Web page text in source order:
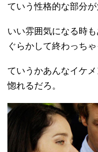
ていう性格的な部分が
いい雰囲気になる時
ぐらかして終わっちゃ
ていうかあんなイケ
惚れるだろ。